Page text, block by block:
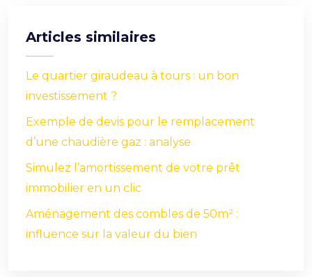
Articles similaires
Le quartier giraudeau à tours : un bon
investissement ?
Exemple de devis pour le remplacement
d’une chaudière gaz : analyse
Simulez l’amortissement de votre prêt
immobilier en un clic
Aménagement des combles de 50m² :
influence sur la valeur du bien